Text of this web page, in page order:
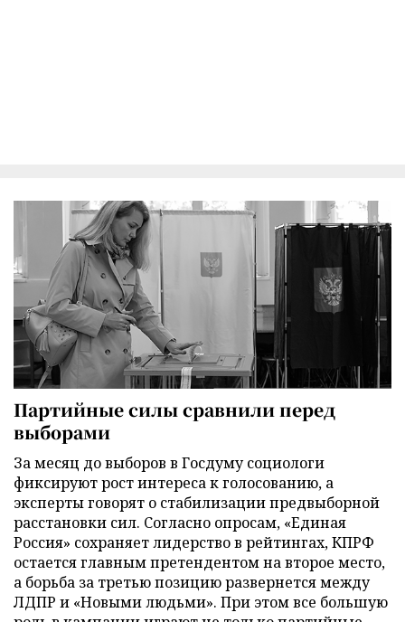
Партийные силы сравнили перед
выборами
За месяц до выборов в Госдуму социологи
фиксируют рост интереса к голосованию, а
эксперты говорят о стабилизации предвыборной
расстановки сил. Согласно опросам, «Единая
Россия» сохраняет лидерство в рейтингах, КПРФ
остается главным претендентом на второе место,
а борьба за третью позицию развернется между
ЛДПР и «Новыми людьми». При этом все большую